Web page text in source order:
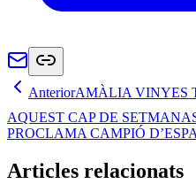
AnteriorAMÀLIA VINYES
AQUEST CAP DE SETMANA
PROCLAMA CAMPIÓ
Articles relacionats